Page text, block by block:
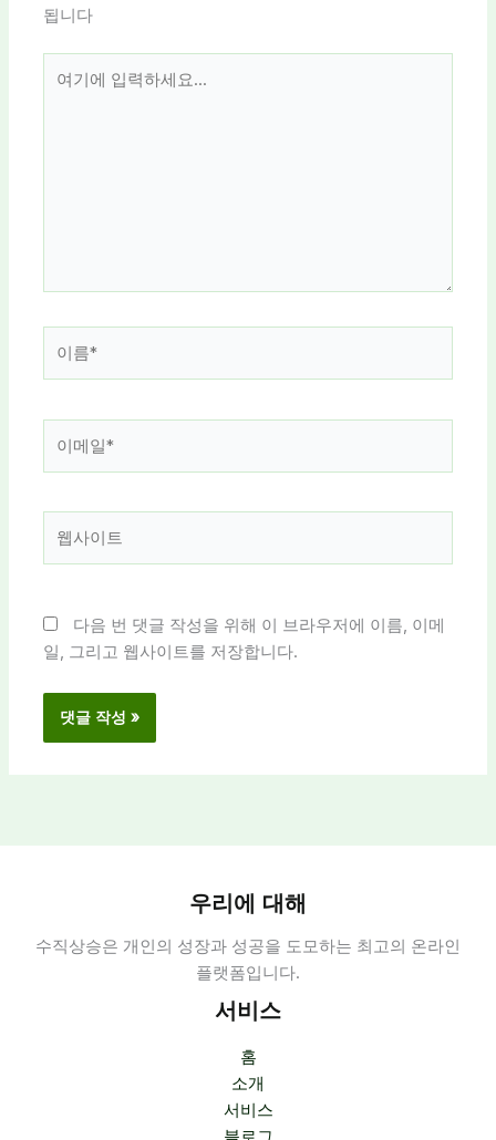
됩니다
*
다음 번 댓글 작성을 위해 이 브라우저에 이름, 이메
일, 그리고 웹사이트를 저장합니다.
우리에 대해
수직상승은 개인의 성장과 성공을 도모하는 최고의 온라인
플랫폼입니다.
서비스
홈
소개
서비스